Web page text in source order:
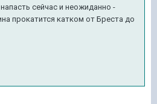
сейчас и неожиданно -
прокатится катком от Бреста до